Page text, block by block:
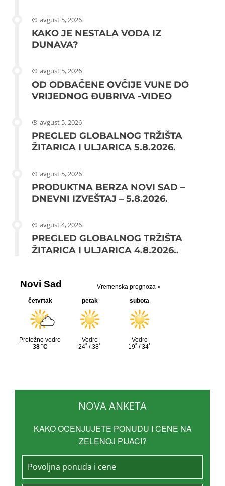
avgust 5, 2026
KAKO JE NESTALA VODA IZ
DUNAVA?
avgust 5, 2026
OD ODBAČENE OVČIJE VUNE DO
VRIJEDNOG ĐUBRIVA -VIDEO
avgust 5, 2026
PREGLED GLOBALNOG TRŽIŠTA
ŽITARICA I ULJARICA 5.8.2026.
avgust 5, 2026
PRODUKTNA BERZA NOVI SAD –
DNEVNI IZVEŠTAJ – 5.8.2026.
avgust 4, 2026
PREGLED GLOBALNOG TRŽIŠTA
ŽITARICA I ULJARICA 4.8.2026..
NOVA ANKETA
KAKO OCENJUJETE PONUDU I CENE NA
ZELENOJ PIJACI?
Povoljna ponuda i cene